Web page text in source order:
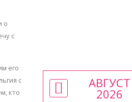
о
с
его
с
кто
АВГУСТ
2026